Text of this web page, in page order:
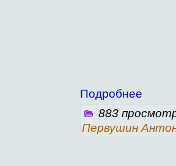
Подробнее
883
Первушин